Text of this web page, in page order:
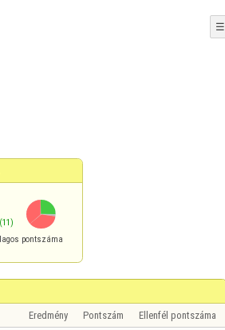
☰
(11)
pontszáma
Eredmény Pontszám
Ellenfél pontszáma